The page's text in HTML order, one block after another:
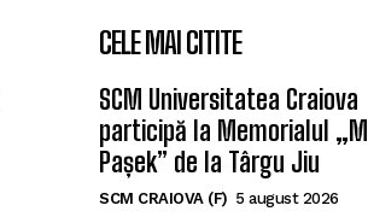
CELE MAI CITITE
SCM Universitatea Craiova
participă la Memorialul
Pașek” de la Târgu Jiu
SCM CRAIOVA (F) 5 august 2026